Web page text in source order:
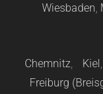
Wiesbaden,
Chemnitz, Kiel,
Freiburg